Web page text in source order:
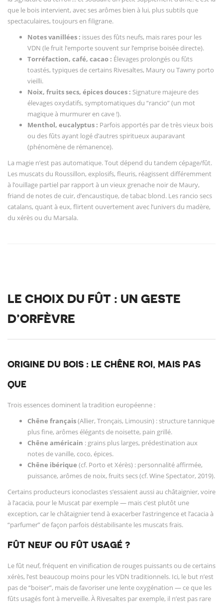
que le bois intervient, avec ses arômes bien à lui, plus subtils que
spectaculaires, toujours en filigrane.
Notes vanillées : issues des fûts neufs, mais rares pour les
VDN (le fruit l’emporte souvent sur l’emprise boisée directe).
Torréfaction, café, cacao : Élevages prolongés ou fûts
toastés, typiques de certains Rivesaltes, Maury ou Tawny porto
vieilli.
Noix, fruits secs, épices douces : Signature majeure des
élevages oxydatifs, symptomatiques du “rancio” (un mot
magique à murmurer en cave !).
Menthol, eucalyptus : Parfois apportés par de très vieux bois
ou des fûts ayant logé d’autres spiritueux auparavant
(phénomène de rémanence).
La magie n’est pas automatique. Tout dépend du tandem cépage/fût.
Les muscats du Roussillon, explosifs, fleuris, réagissent différemment
à l’ouillage partiel par rapport à un vieux grenache noir de Maury,
friand de notes de cuir, d’encaustique, de tabac blond. Les rancio secs
catalans, quant à eux, flirtent ouvertement avec l’univers du madère,
du xérès ou du Marsala.
LE CHOIX DU FÛT : UN GESTE
D’ORFÈVRE
ORIGINE DU BOIS : LE CHÊNE ROI, MAIS PAS
QUE
Trois essences dominent la tradition européenne :
Chêne français(Allier, Tronçais, Limousin) : structure tannique
plus fine, arômes élégants de noisette, pain grillé.
Chêne américain : grains plus larges, prédestination aux
notes de vanille, coco, épices.
Chêne ibérique (cf. Porto et Xérès) : personnalité affirmée,
puissance, arômes de noix, fruits secs (cf. Wine Spectator, 2019).
Certains producteurs iconoclastes s’essaient aussi au châtaignier, voire
à l’acacia, pour le Muscat par exemple — mais c’est plutôt une
exception, car le châtaignier tend à exacerber l’astringence et l’acacia à
“parfumer” de façon parfois déstabilisante les muscats frais.
FÛT NEUF OU FÛT USAGÉ ?
Le fût neuf, fréquent en vinification de rouges puissants ou de certains
xérès, l’est beaucoup moins pour les VDN traditionnels. Ici, le but n’est
pas de “boiser”, mais de favoriser une lente oxygénation — ce que les
fûts usagés font à merveille. À Rivesaltes par exemple, il n’est pas rare